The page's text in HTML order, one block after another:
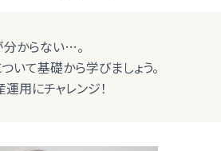
分からない…。
て基礎から学びましょう。
用にチャレンジ！